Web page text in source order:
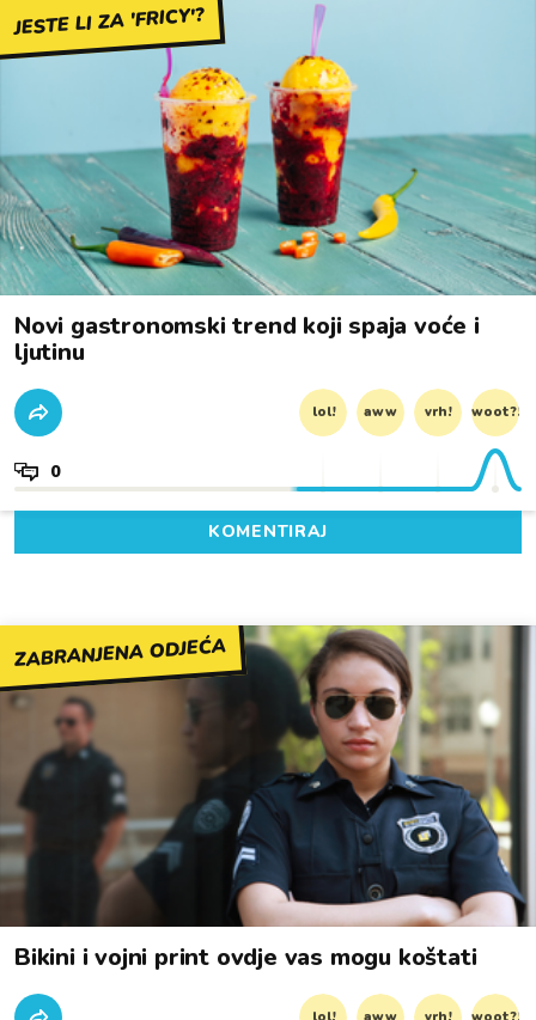
JESTE LI ZA 'FRICY'?
Novi gastronomski trend koji spaja voće i
ljutinu
lol! aww vrh! woot?!
0
KOMENTIRAJ
ZABRANJENA ODJEĆA
Bikini i vojni print ovdje vas mogu koštati